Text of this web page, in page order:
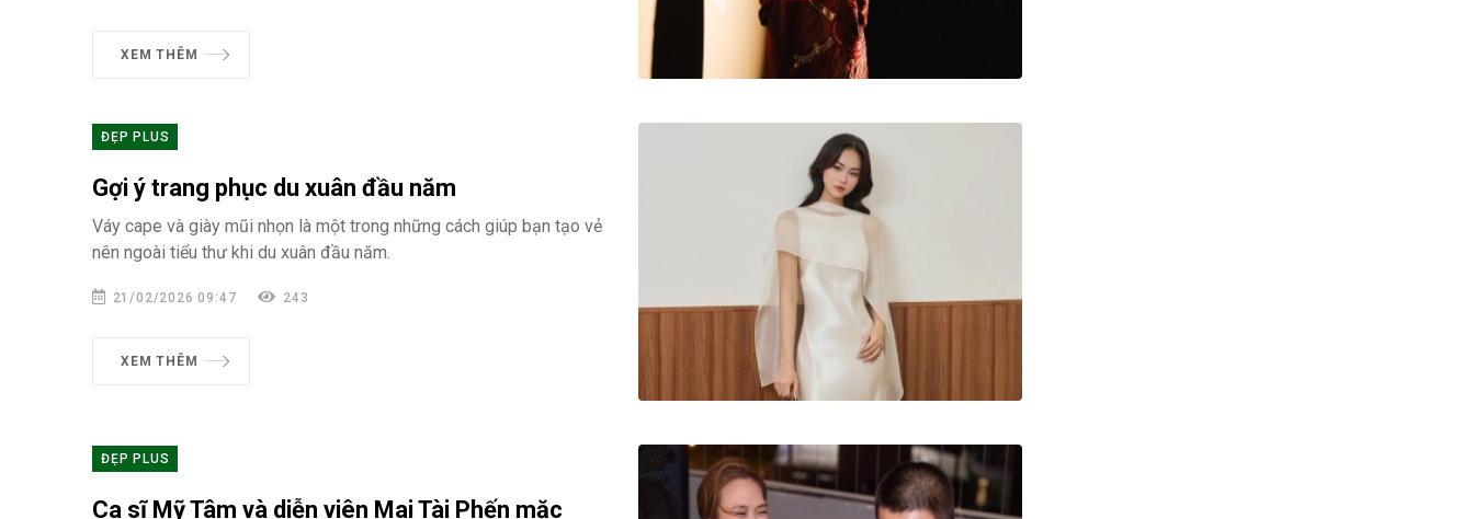
XEM THÊM
ĐẸP PLUS
Gợi ý trang phục du xuân đầu năm
Váy cape và giày mũi nhọn là một trong những cách giúp bạn tạo vẻ
nên ngoài tiểu thư khi du xuân đầu năm.
21/02/2026 09:47 243
XEM THÊM
ĐẸP PLUS
Ca sĩ Mỹ Tâm và diễn viên Mai Tài Phến mặc